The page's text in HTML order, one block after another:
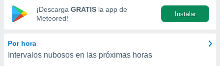
y
digital
basada
¡Descarga GRATIS la app de
Meteored!
Instalar
Por hora
Intervalos nubosos en las próximas horas